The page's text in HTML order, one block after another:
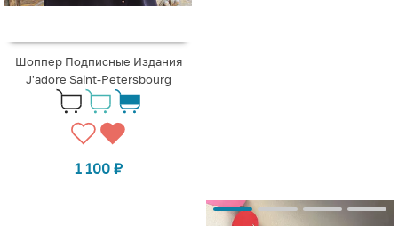
Шоппер Подписные Издания
J'adore Saint-Petersbourg
1 100 ₽